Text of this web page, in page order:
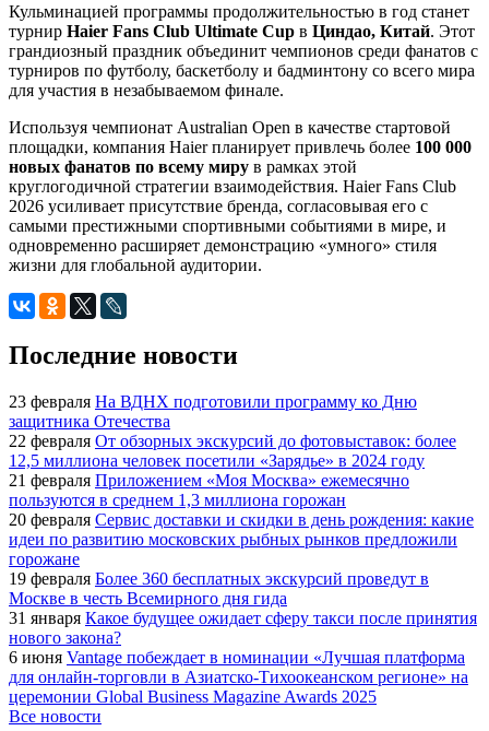
Кульминацией программы продолжительностью в год станет
турнир Haier Fans Club Ultimate Cup в Циндао, Китай. Этот
грандиозный праздник объединит чемпионов среди фанатов с
турниров по футболу, баскетболу и бадминтону со всего мира
для участия в незабываемом финале.
Используя чемпионат Australian Open в качестве стартовой
площадки, компания Haier планирует привлечь более 100 000
новых фанатов по всему миру в рамках этой
круглогодичной стратегии взаимодействия. Haier Fans Club
2026 усиливает присутствие бренда, согласовывая его с
самыми престижными спортивными событиями в мире, и
одновременно расширяет демонстрацию «умного» стиля
жизни для глобальной аудитории.
Последние новости
23 февраля На ВДНХ подготовили программу ко Дню
защитника Отечества
22 февраля От обзорных экскурсий до фотовыставок: более
12,5 миллиона человек посетили «Зарядье» в 2024 году
21 февраля Приложением «Моя Москва» ежемесячно
пользуются в среднем 1,3 миллиона горожан
20 февраля Сервис доставки и скидки в день рождения: какие
идеи по развитию московских рыбных рынков предложили
горожане
19 февраля Более 360 бесплатных экскурсий проведут в
Москве в честь Всемирного дня гида
31 января Какое будущее ожидает сферу такси после принятия
нового закона?
6 июня Vantage побеждает в номинации «Лучшая платформа
для онлайн-торговли в Азиатско-Тихоокеанском регионе» на
церемонии Global Business Magazine Awards 2025
Все новости